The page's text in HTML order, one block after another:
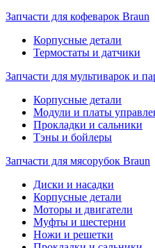
Запчасти для кофеварок Braun
Корпусные детали
Термостаты и датчики
Запчасти для мультиварок и
Корпусные детали
Модули и платы
Прокладки и сальники
Тэны и бойлеры
Запчасти для мясорубок Braun
Диски и насадки
Корпусные детали
Моторы и двигатели
Муфты и шестерни
Ножи и решетки